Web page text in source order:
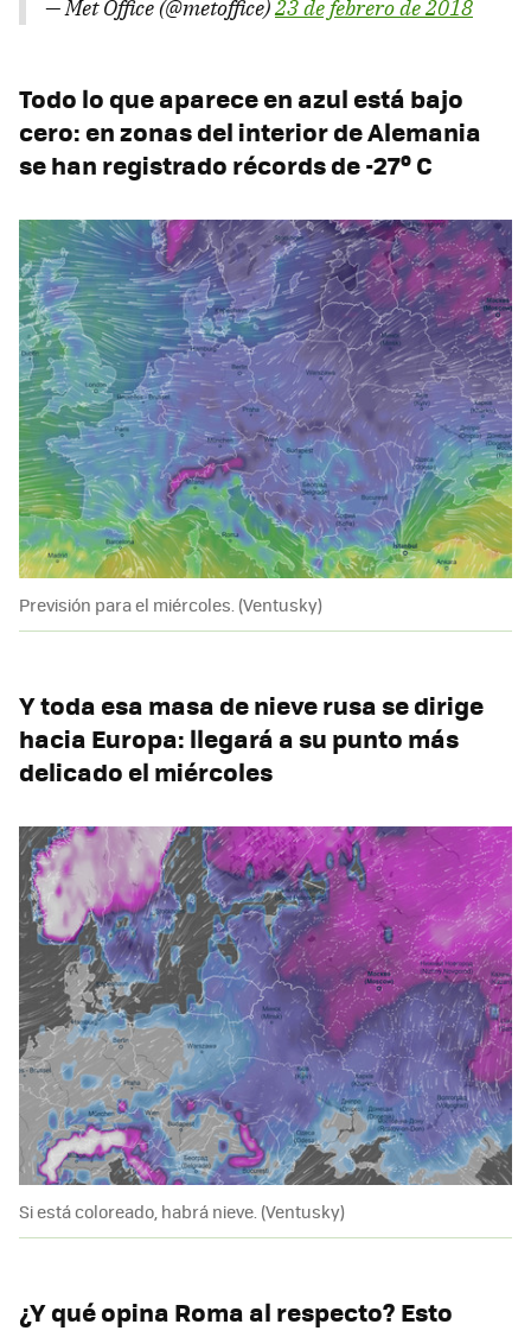
— Met Office (@metoffice)23 de febrero de 2018
Todo lo que aparece en azul está bajo
cero: en zonas del interior de Alemania
se han registrado récords de -27º C
Previsión para el miércoles. (Ventusky)
Y toda esa masa de nieve rusa se dirige
hacia Europa: llegará a su punto más
delicado el miércoles
Si está coloreado, habrá nieve. (Ventusky)
¿Y qué opina Roma al respecto? Esto